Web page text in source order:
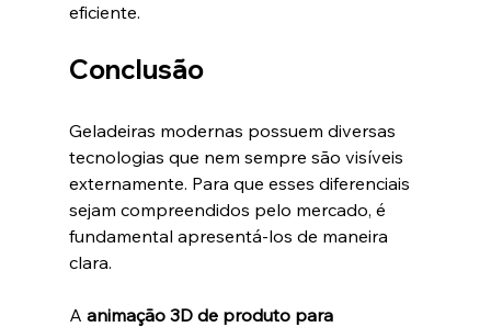
eficiente.
Conclusão
Geladeiras modernas possuem diversas
tecnologias que nem sempre são visíveis
externamente. Para que esses diferenciais
sejam compreendidos pelo mercado, é
fundamental apresentá-los de maneira
clara.
A animação 3D de produto para